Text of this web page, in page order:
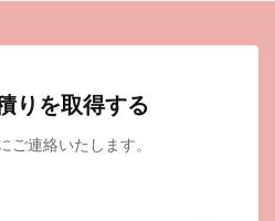
りを取得する
ご連絡いたします。